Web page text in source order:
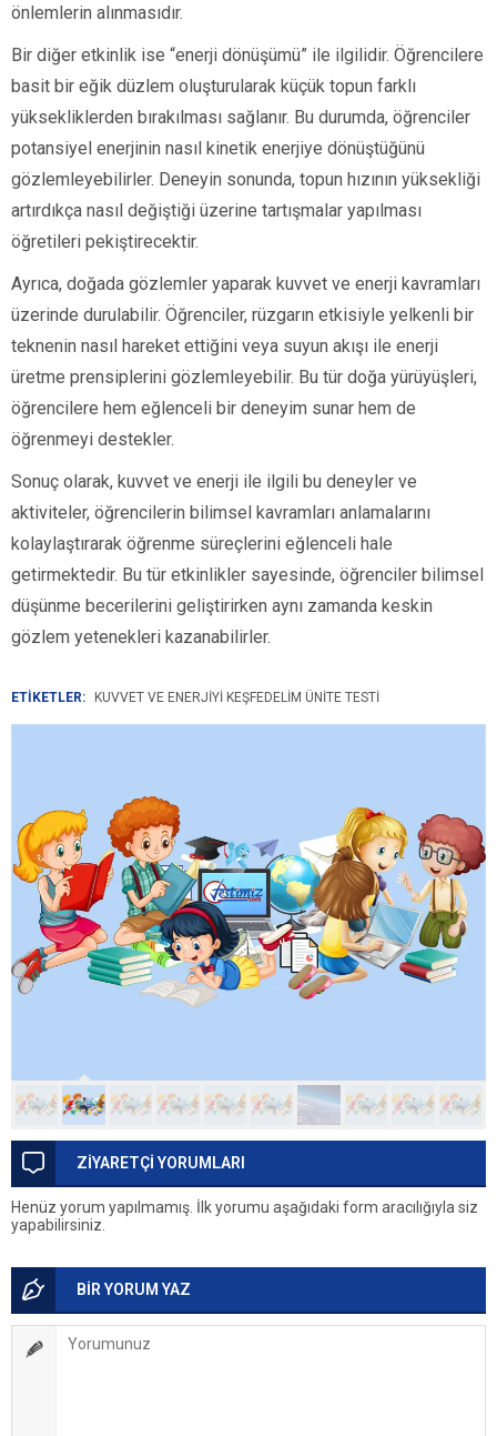
önlemlerin alınmasıdır.
Bir diğer etkinlik ise “enerji dönüşümü” ile ilgilidir. Öğrencilere
basit bir eğik düzlem oluşturularak küçük topun farklı
yüksekliklerden bırakılması sağlanır. Bu durumda, öğrenciler
potansiyel enerjinin nasıl kinetik enerjiye dönüştüğünü
gözlemleyebilirler. Deneyin sonunda, topun hızının yüksekliği
artırdıkça nasıl değiştiği üzerine tartışmalar yapılması
öğretileri pekiştirecektir.
Ayrıca, doğada gözlemler yaparak kuvvet ve enerji kavramları
üzerinde durulabilir. Öğrenciler, rüzgarın etkisiyle yelkenli bir
teknenin nasıl hareket ettiğini veya suyun akışı ile enerji
üretme prensiplerini gözlemleyebilir. Bu tür doğa yürüyüşleri,
öğrencilere hem eğlenceli bir deneyim sunar hem de
öğrenmeyi destekler.
Sonuç olarak, kuvvet ve enerji ile ilgili bu deneyler ve
aktiviteler, öğrencilerin bilimsel kavramları anlamalarını
kolaylaştırarak öğrenme süreçlerini eğlenceli hale
getirmektedir. Bu tür etkinlikler sayesinde, öğrenciler bilimsel
düşünme becerilerini geliştirirken aynı zamanda keskin
gözlem yetenekleri kazanabilirler.
ETİKETLER: KUVVET VE ENERJIYI KEŞFEDELIM ÜNITE TESTI
ZİYARETÇİ YORUMLARI
Henüz yorum yapılmamış. İlk yorumu aşağıdaki form aracılığıyla siz
yapabilirsiniz.
BİR YORUM YAZ